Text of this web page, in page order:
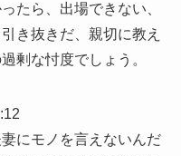
たら、出場できない、
き抜きだ、親切に教え
剰な忖度でしょう。
にモノを言えないんだ